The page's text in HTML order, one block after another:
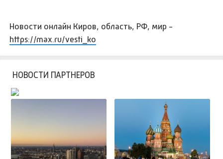
Новости онлайн Киров, область, РФ, мир -
https://max.ru/vesti_ko
НОВОСТИ ПАРТНЕРОВ